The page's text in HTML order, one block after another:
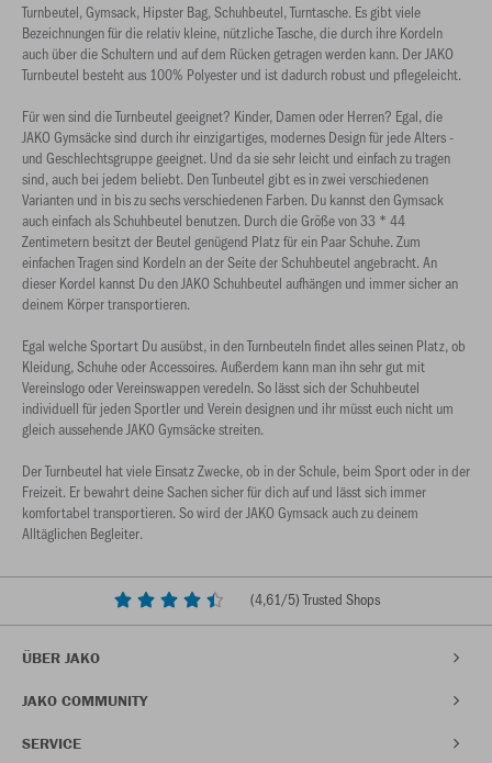
Turnbeutel, Gymsack, Hipster Bag, Schuhbeutel, Turntasche. Es gibt viele
Bezeichnungen für die relativ kleine, nützliche Tasche, die durch ihre Kordeln
auch über die Schultern und auf dem Rücken getragen werden kann. Der JAKO
Turnbeutel besteht aus 100% Polyester und ist dadurch robust und pflegeleicht.
Für wen sind die Turnbeutel geeignet? Kinder, Damen oder Herren? Egal, die
JAKO Gymsäcke sind durch ihr einzigartiges, modernes Design für jede Alters -
und Geschlechtsgruppe geeignet. Und da sie sehr leicht und einfach zu tragen
sind, auch bei jedem beliebt. Den Tunbeutel gibt es in zwei verschiedenen
Varianten und in bis zu sechs verschiedenen Farben. Du kannst den Gymsack
auch einfach als Schuhbeutel benutzen. Durch die Größe von 33 * 44
Zentimetern besitzt der Beutel genügend Platz für ein Paar Schuhe. Zum
einfachen Tragen sind Kordeln an der Seite der Schuhbeutel angebracht. An
dieser Kordel kannst Du den JAKO Schuhbeutel aufhängen und immer sicher an
deinem Körper transportieren.
Egal welche Sportart Du ausübst, in den Turnbeuteln findet alles seinen Platz, ob
Kleidung, Schuhe oder Accessoires. Außerdem kann man ihn sehr gut mit
Vereinslogo oder Vereinswappen veredeln. So lässt sich der Schuhbeutel
individuell für jeden Sportler und Verein designen und ihr müsst euch nicht um
gleich aussehende JAKO Gymsäcke streiten.
Der Turnbeutel hat viele Einsatz Zwecke, ob in der Schule, beim Sport oder in der
Freizeit. Er bewahrt deine Sachen sicher für dich auf und lässt sich immer
komfortabel transportieren. So wird der JAKO Gymsack auch zu deinem
Alltäglichen Begleiter.
(4,61/5) Trusted Shops
ÜBER JAKO
JAKO COMMUNITY
SERVICE